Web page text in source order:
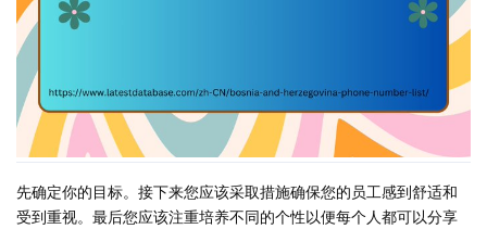
先确定你的目标。接下来您应该采取措施确保您的员工感到舒适和
受到重视。最后您应该注重培养不同的个性以便每个人都可以分享